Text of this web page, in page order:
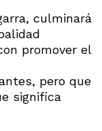
culminará
promover el
pero que
significa